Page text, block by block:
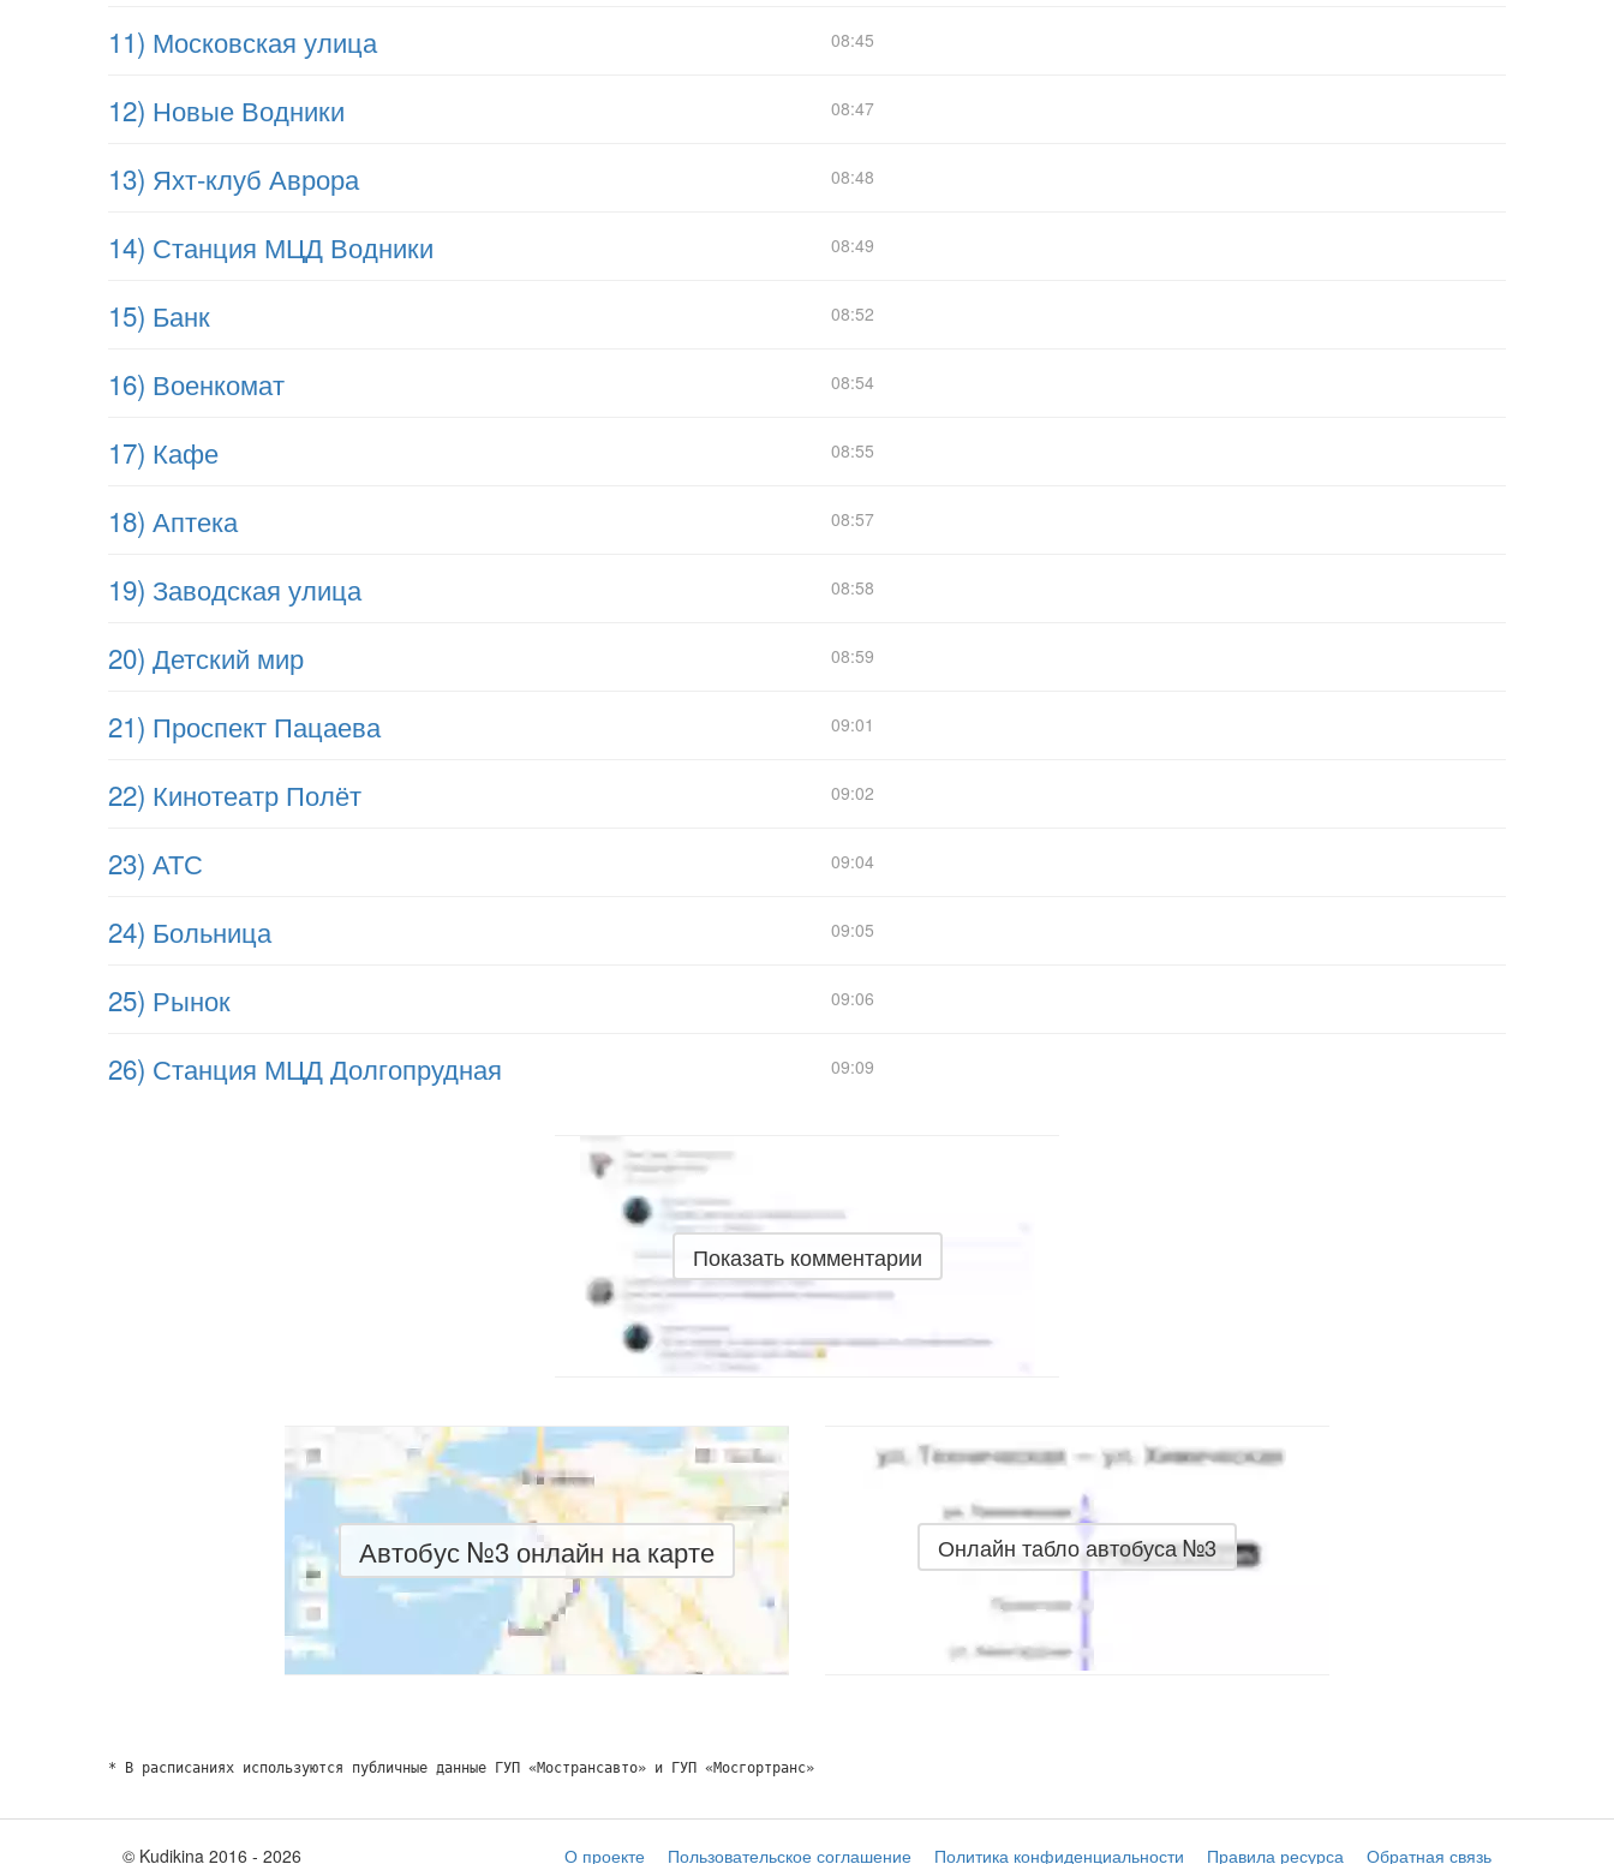
11) Московская улица 08:45
12) Новые Водники 08:47
13) Яхт-клуб Аврора 08:48
14) Станция МЦД Водники 08:49
15) Банк 08:52
16) Военкомат 08:54
17) Кафе 08:55
18) Аптека 08:57
19) Заводская улица 08:58
20) Детский мир 08:59
21) Проспект Пацаева 09:01
22) Кинотеатр Полёт 09:02
23) АТС 09:04
24) Больница 09:05
25) Рынок 09:06
26) Станция МЦД Долгопрудная 09:09
Показать комментарии
Автобус №3 онлайн на карте Онлайн табло автобуса №3
* В расписаниях используются публичные данные ГУП «Мострансавто» и ГУП «Мосгортранс»
© Kudikina 2016 ‐ 2026 О проекте Пользовательское соглашение Политика конфиденциальности Правила ресурса Обратная связь